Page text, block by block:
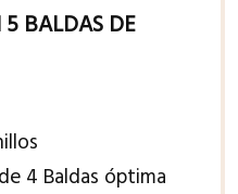
BALDAS DE
4 Baldas óptima